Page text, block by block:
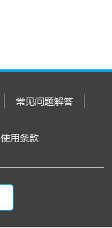
常见问题解答
使用条款